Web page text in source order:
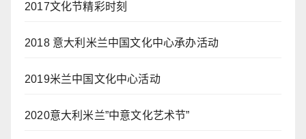
2017文化节精彩时刻
2018 意大利米兰中国文化中心承办活动
2019米兰中国文化中心活动
2020意大利米兰”中意文化艺术节”